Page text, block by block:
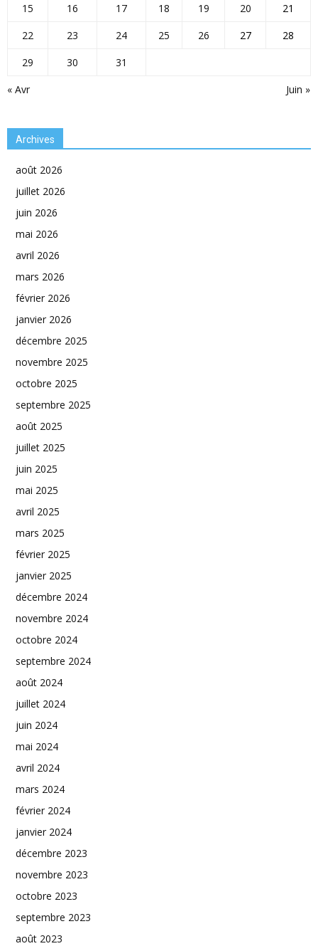
« Avr Juin »
15
16 17 18 19 20
21
22
23 24 25 26 27
28
29
30 31
Archives
août 2026
juillet 2026
juin 2026
mai 2026
avril 2026
mars 2026
février 2026
janvier 2026
décembre 2025
novembre 2025
octobre 2025
septembre 2025
août 2025
juillet 2025
juin 2025
mai 2025
avril 2025
mars 2025
février 2025
janvier 2025
décembre 2024
novembre 2024
octobre 2024
septembre 2024
août 2024
juillet 2024
juin 2024
mai 2024
avril 2024
mars 2024
février 2024
janvier 2024
décembre 2023
novembre 2023
octobre 2023
septembre 2023
août 2023